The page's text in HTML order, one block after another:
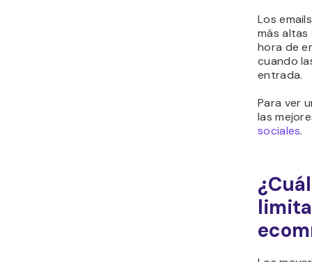
Los
más altas
hora de
cuando
entrada.
Para ver
las
sociales.